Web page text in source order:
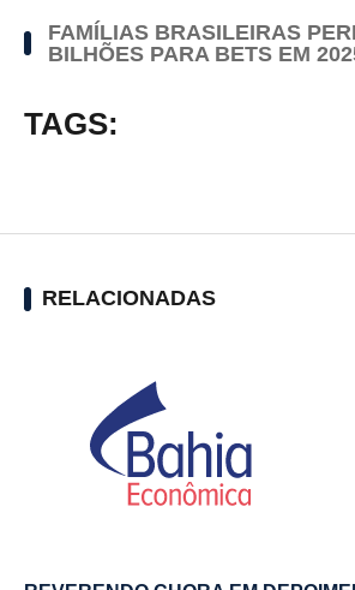
FAMÍLIAS BRASILEIRAS
BILHÕES PARA BETS EM
TAGS:
RELACIONADAS